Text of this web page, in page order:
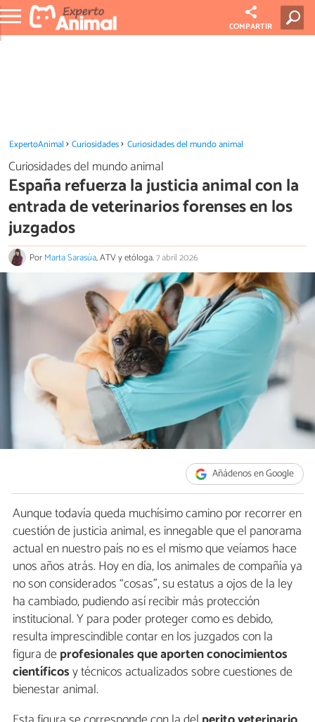
COMPARTIR
ExpertoAnimal Curiosidades Curiosidades del mundo animal
Curiosidades del mundo animal
España refuerza la justicia animal con la
entrada de veterinarios forenses en los
juzgados
PorMarta Sarasúa, ATV y etóloga.7 abril 2026
Añádenos en Google
Aunque todavía queda muchísimo camino por recorrer en
cuestión de justicia animal, es innegable que el panorama
actual en nuestro país no es el mismo que veíamos hace
unos años atrás. Hoy en día, los animales de compañía ya
no son considerados “cosas”, su estatus a ojos de la ley
ha cambiado, pudiendo así recibir más protección
institucional. Y para poder proteger como es debido,
resulta imprescindible contar en los juzgados con la
figura deprofesionales que aporten conocimientos
científicosy técnicos actualizados sobre cuestiones de
bienestar animal.